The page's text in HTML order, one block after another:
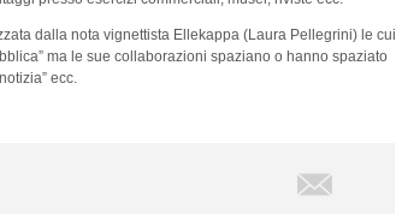
dalla nota vignettista Ellekappa (Laura Pellegrini) le cui
ma le sue collaborazioni spaziano o hanno spaziato
ecc.